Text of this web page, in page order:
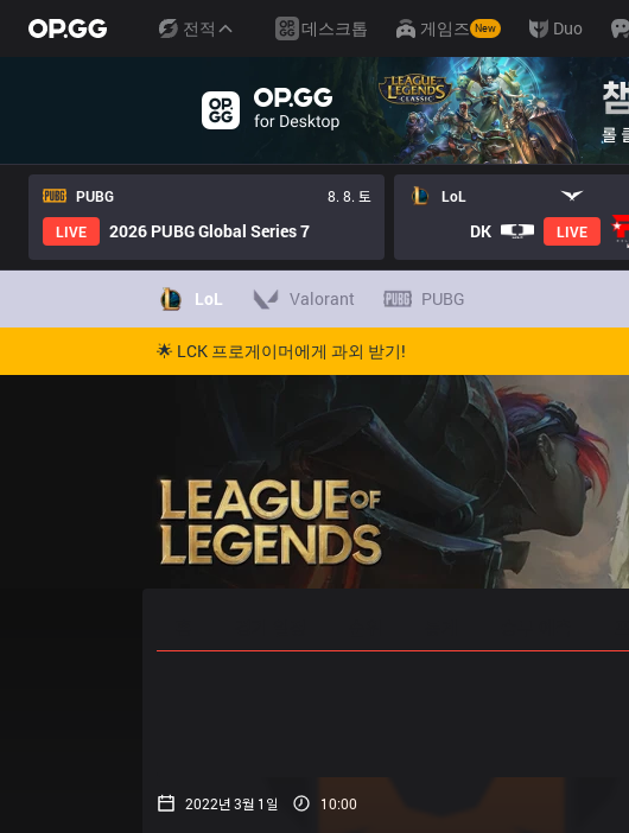
전적 데스크톱 게임즈 New Duo
PUBG
8. 8. 토
LIVE
2026 PUBG Global Series 7
LoL
DK LIVE
LoL Valorant PUBG
🌟 LCK 프로게이머에게 과외 받기!
2022년 3월 1일 10:00